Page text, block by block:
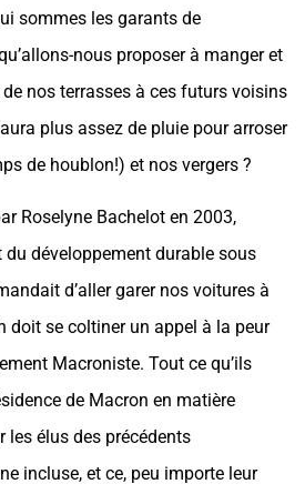
sommes les garants de
nous proposer à manger et
nos terrasses à ces futurs voisins
plus assez de pluie pour arroser
de houblon!) et nos vergers ?
Roselyne Bachelot en 2003,
du développement durable sous
d’aller garer nos voitures à
doit se coltiner un appel à la peur
Macroniste. Tout ce qu’ils
de Macron en matière
les élus des précédents
incluse, et ce, peu importe leur